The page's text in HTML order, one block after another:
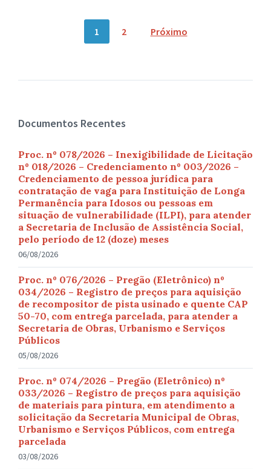
Navegação
posts
1 2 Próximo
Documentos Recentes
Proc. nº 078/2026 – Inexigibilidade de Licitação
nº 018/2026 – Credenciamento nº 003/2026 –
Credenciamento de pessoa jurídica para
contratação de vaga para Instituição de Longa
Permanência para Idosos ou pessoas em
situação de vulnerabilidade (ILPI), para atender
a Secretaria de Inclusão de Assistência Social,
pelo período de 12 (doze) meses
06/08/2026
Proc. nº 076/2026 – Pregão (Eletrônico) nº
034/2026 – Registro de preços para aquisição
de recompositor de pista usinado e quente CAP
50-70, com entrega parcelada, para atender a
Secretaria de Obras, Urbanismo e Serviços
Públicos
05/08/2026
Proc. nº 074/2026 – Pregão (Eletrônico) nº
033/2026 – Registro de preços para aquisição
de materiais para pintura, em atendimento a
solicitação da Secretaria Municipal de Obras,
Urbanismo e Serviços Públicos, com entrega
parcelada
03/08/2026